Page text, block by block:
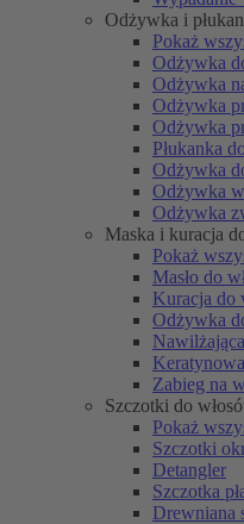
Odżywka i
Pokaż
Odżywka
Odżywka
Odżywka
Odżywka
Płukanka
Odżywka
Odżywka
Odżywka
Maska i kuracja
Pokaż
Masło do
Kuracja do
Odżywka
Zabieg na
Szczotki do
Pokaż
Szczotki
Detangler
Szczotka
Drewniana